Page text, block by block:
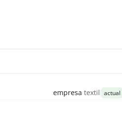
empresa textil actual